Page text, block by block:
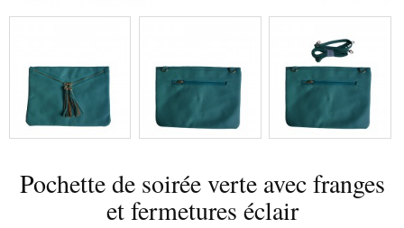
Pochette de soirée verte avec franges
et fermetures éclair